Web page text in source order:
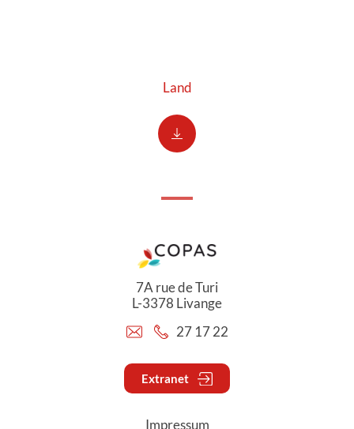
Land
7A rue de Turi
L-3378 Livange
27 17 22
Extranet
Impressum